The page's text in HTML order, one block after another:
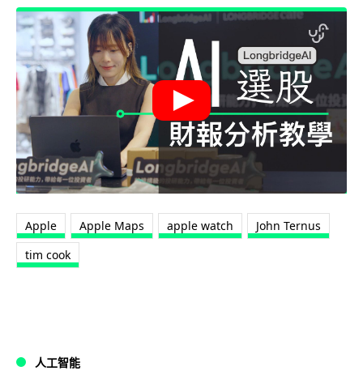
Apple Apple Maps apple watch
John Ternus
tim cook
人工智能